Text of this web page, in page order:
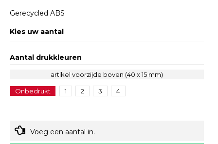
Gerecycled ABS
Kies uw aantal
Aantal drukkleuren
artikel voorzijde boven (40 x 15 mm)
Onbedrukt 1 2 3 4
Voeg een aantal in.